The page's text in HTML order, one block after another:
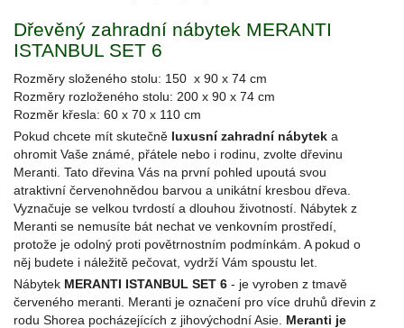
Dřevěný zahradní nábytek MERANTI
ISTANBUL SET 6
Rozměry složeného stolu: 150 x 90 x 74 cm
Rozměry rozloženého stolu: 200 x 90 x 74 cm
Rozměr křesla: 60 x 70 x 110 cm
Pokud chcete mít skutečně luxusní zahradní nábytek a
ohromit Vaše známé, přátele nebo i rodinu, zvolte dřevinu
Meranti. Tato dřevina Vás na první pohled upoutá svou
atraktivní červenohnědou barvou a unikátní kresbou dřeva.
Vyznačuje se velkou tvrdostí a dlouhou životností. Nábytek z
Meranti se nemusíte bát nechat ve venkovním prostředí,
protože je odolný proti povětrnostním podmínkám. A pokud o
něj budete i náležitě pečovat, vydrží Vám spoustu let.
Nábytek MERANTI ISTANBUL SET 6 - je vyroben z tmavě
červeného meranti. Meranti je označení pro více druhů dřevin z
rodu Shorea pocházejících z jihovýchodní Asie. Meranti je